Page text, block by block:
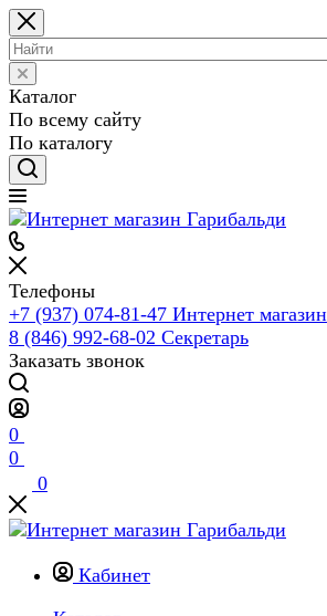
Каталог
По всему сайту
По каталогу
Телефоны
+7 (937) 074-81-47 Интернет магазин
8 (846) 992-68-02 Секретарь
Заказать звонок
0
0
0
Кабинет